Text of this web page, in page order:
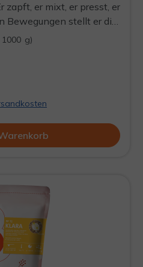
zapft, er mixt, er presst, er
Bewegungen stellt er die
einen Moment hält er
Er öffnet die Augen.
g)